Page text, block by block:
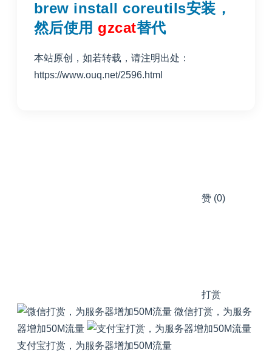
brew install coreutils安装，
然后使用 gzcat替代
本站原创，如若转载，请注明出处：
https://www.ouq.net/2596.html
赞 (0)
打赏
微信打赏，为服务
器增加50M流量
支付宝打赏，为服务器增加50M流量